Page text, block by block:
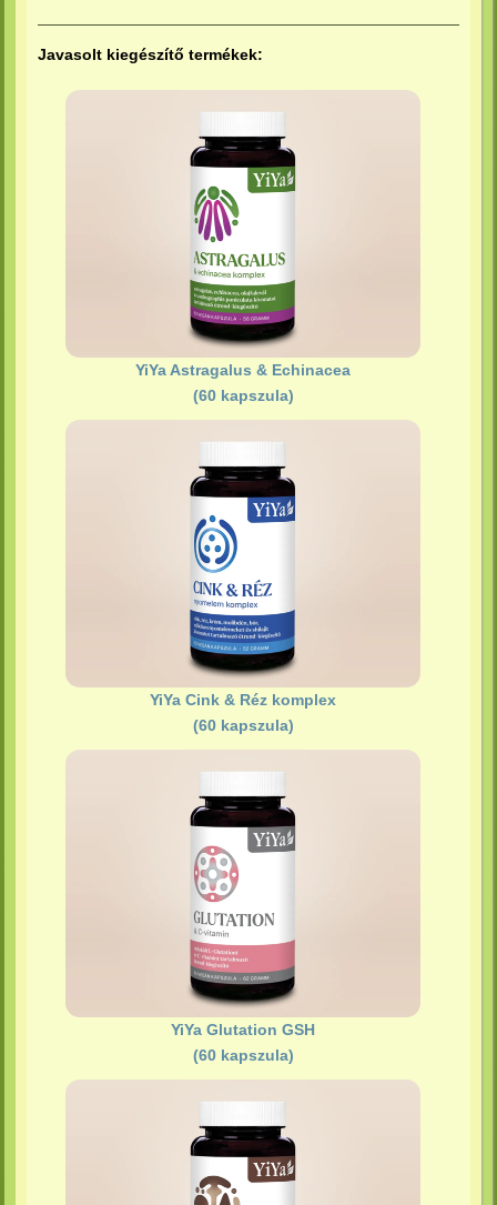
Javasolt kiegészítő termékek:
YiYa Astragalus & Echinacea
(60 kapszula)
YiYa Cink & Réz komplex
(60 kapszula)
YiYa Glutation GSH
(60 kapszula)